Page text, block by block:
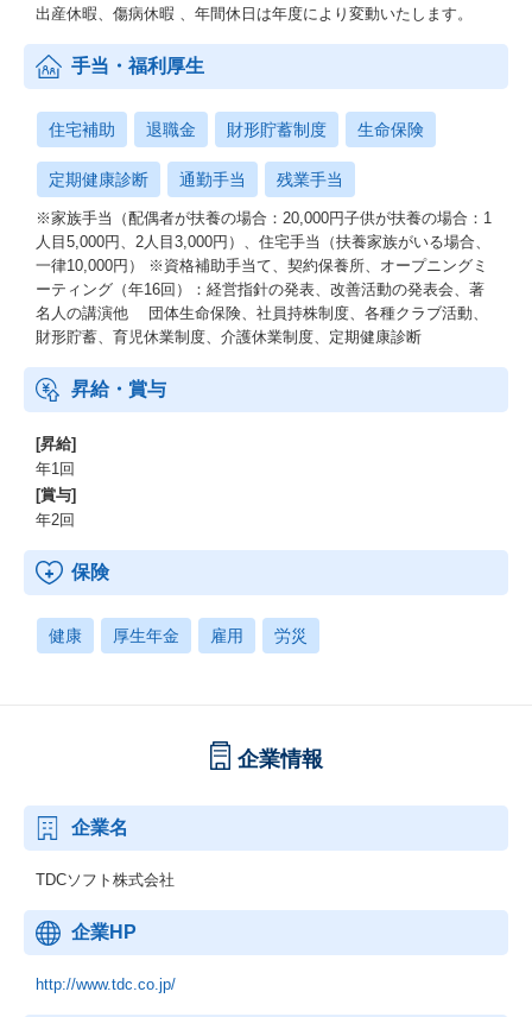
出産休暇、傷病休暇 、年間休日は年度により変動いたします。
手当・福利厚生
住宅補助 退職金 財形貯蓄制度 生命保険
定期健康診断 通勤手当 残業手当
※家族手当（配偶者が扶養の場合：20,000円子供が扶養の場合：1
人目5,000円、2人目3,000円）、住宅手当（扶養家族がいる場合、
一律10,000円） ※資格補助手当て、契約保養所、オープニングミ
ーティング（年16回）：経営指針の発表、改善活動の発表会、著
名人の講演他 団体生命保険、社員持株制度、各種クラブ活動、
財形貯蓄、育児休業制度、介護休業制度、定期健康診断
昇給・賞与
[昇給]
年1回
[賞与]
年2回
保険
健康 厚生年金 雇用 労災
企業情報
企業名
TDCソフト株式会社
企業HP
http://www.tdc.co.jp/